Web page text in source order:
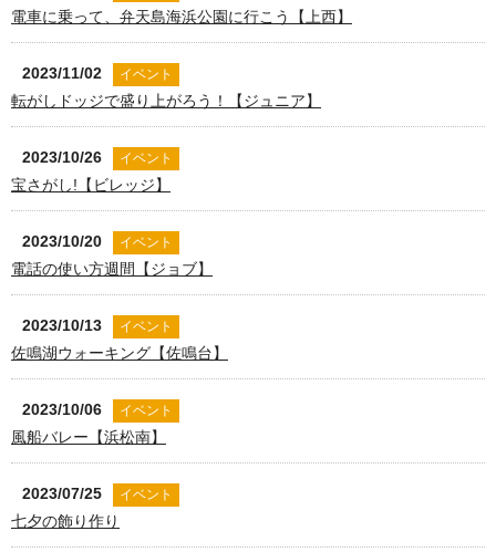
電車に乗って、弁天島海浜公園に行こう【上西】
2023/11/02 イベント
転がしドッジで盛り上がろう！【ジュニア】
2023/10/26 イベント
宝さがし!【ビレッジ】
2023/10/20 イベント
電話の使い方週間【ジョブ】
2023/10/13 イベント
佐鳴湖ウォーキング【佐鳴台】
2023/10/06 イベント
風船バレー【浜松南】
2023/07/25 イベント
七夕の飾り作り